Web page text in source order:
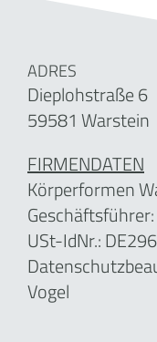
ADRES
Dieplohstraße 6
59581 Warstein
FIRMENDATEN
Körperformen
Geschäftsführer:
USt-IdNr.:
Vogel